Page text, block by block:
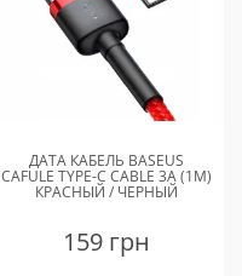
ДАТА КАБЕЛЬ BASEUS
CAFULE TYPE-C CABLE 3A (1M)
КРАСНЫЙ / ЧЕРНЫЙ
159 грн